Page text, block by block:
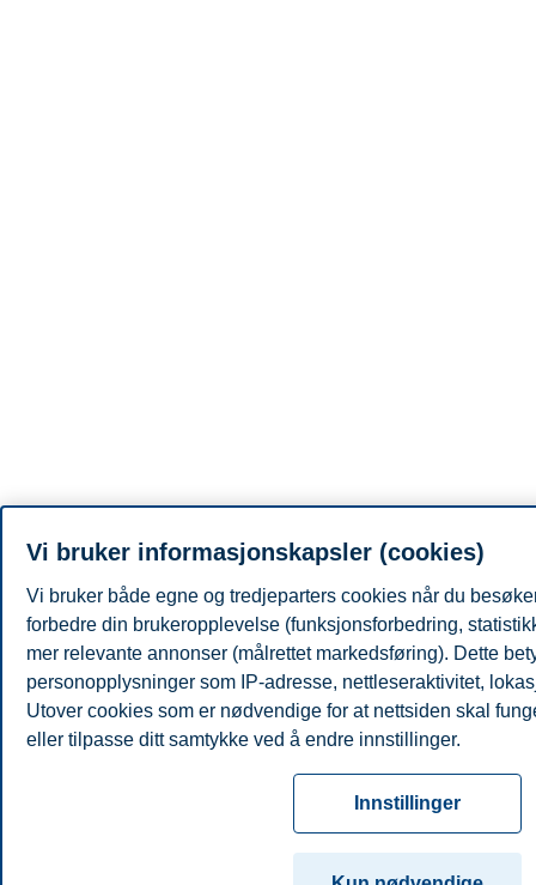
Vi bruker informasjonskapsler (cookies)
Vi bruker både egne og tredjeparters cookies når du
forbedre din brukeropplevelse (funksjonsforbedring,
mer relevante annonser (målrettet markedsføring). Dette
personopplysninger som IP-adresse, nettleseraktivitet,
Utover cookies som er nødvendige for at nettsiden skal
eller tilpasse ditt samtykke ved å endre innstillinger.
Les mer om våre informasjonskapsler, hvilke opplysninger
innstillinger for informasjonskapsler. Du kan når som helst
samtykke i innstillingene ved å klikke på «Cookies»
Innstillinger